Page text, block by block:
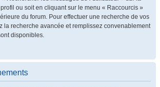
ou soit en cliquant sur le menu « Raccourcis »
du forum. Pour effectuer une recherche de vos
la recherche avancée et remplissez convenablement
disponibles.